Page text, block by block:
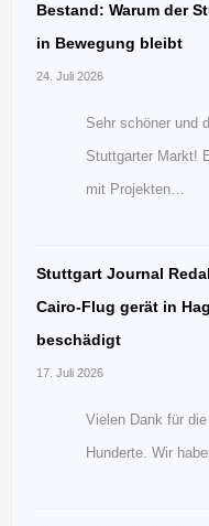
Bestand: Warum der
in Bewegung bleibt
24. Juli 2026
Sehr schöner und
Stuttgarter Markt!
mit Projekten…
Stuttgart Journal
Cairo-Flug gerät in
beschädigt
17. Juli 2026
Vielen Dank für
Hunderte. Wir